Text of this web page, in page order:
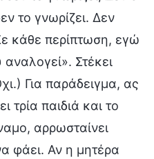
το γνωρίζει. Δεν
κάθε περίπτωση, εγώ
Στέκει
Για παράδειγμα, ας
τρία παιδιά και το
αρρωσταίνει
φάει. Αν η μητέρα